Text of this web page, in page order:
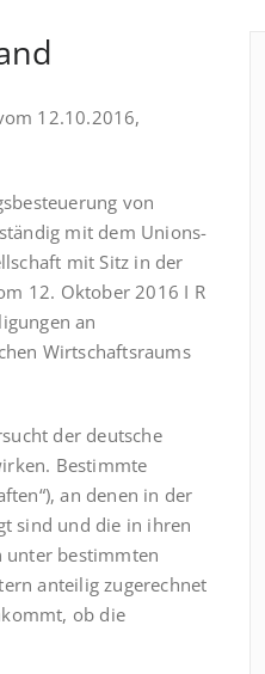
12.10.2016,
von
mit dem Unions­
mit Sitz in der
12. Oktober 2016 I R
an
Wirtschaftsraums
der deutsche
Bestimmte
an denen in der
sind und die in ihren
unter bestimmten
anteilig zugerechnet
ob die